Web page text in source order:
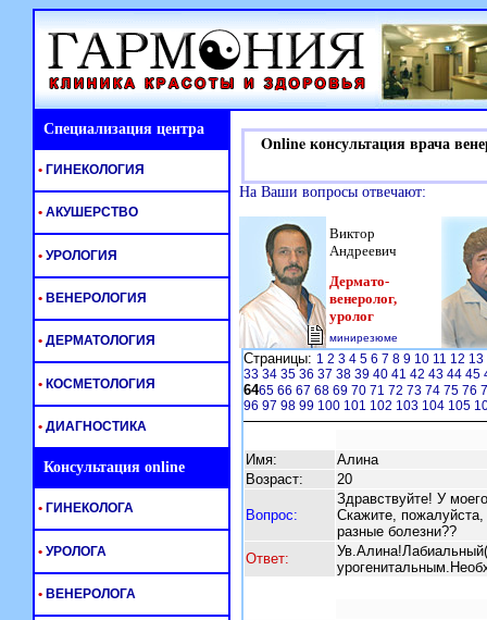
Специализация центра
Online консультация врача
На Ваши вопросы отвечают:
Виктор
Андреевич
Дермато-
венеролог,
уролог
минирезюме
Страницы: 1 2 3 4 5 6 7 8 9 10 11 12 13
33 34 35 36 37 38 39 40 41 42 43 44 45
6465 66 67 68 69 70 71 72 73 74 75 76
96 97 98 99 100 101 102 103 104 105
Имя:
Алина
Возраст:
20
Вопрос:
Здравствуйте! У
Скажите,
разные болезни??
Ответ:
• ГИНЕКОЛОГИЯ
• АКУШЕРСТВО
• УРОЛОГИЯ
• ВЕНЕРОЛОГИЯ
• ДЕРМАТОЛОГИЯ
• КОСМЕТОЛОГИЯ
• ДИАГНОСТИКА
Консультация online
• ГИНЕКОЛОГА
• УРОЛОГА
• ВЕНЕРОЛОГА